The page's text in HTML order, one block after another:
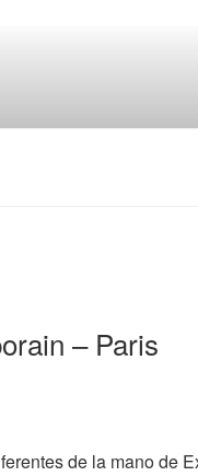
– Paris
de la mano de